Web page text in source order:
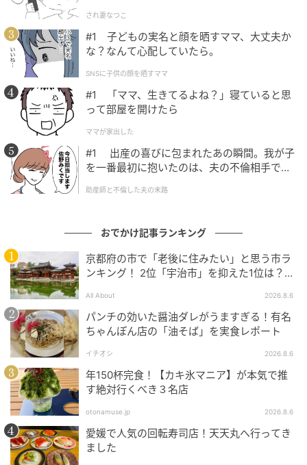
楽しみ方はとてもシンプル。まずはテーブルにある二
次元コードをスマートフォンで読み込み、鍋のスープ
を注文します。スープは1つ500円で2種類まで選ぶこ
とが可能です。
「昆布としじみの和風だし」や「麻辣牛脂スープ」、
「濃厚トマトスープ」など13種類が揃い、スープだけ
でも個性豊かで選ぶのが楽しい！
八芳 料理
その他の食事とドリンクは、食材の並ぶカウンターと
ドリンクの冷蔵庫からセルフで選ぶスタイルです。お
皿やグラスの種類によって料金が設定されており、食
後にスタッフが種類と枚数を確認して会計します。
され妻なつこ
#1 子どもの実名と顔を晒すママ、大丈夫か
な？なんて心配していたら。
SNSに子供の顔を晒すママ
#1 「ママ、生きてるよね？」寝ていると思
って部屋を開けたら
ママが家出した
#1 出産の喜びに包まれたあの瞬間。我が子
を一番最初に抱いたのは、夫の不倫相手でし
助産師と不倫した夫の末路
おでかけ記事ランキング
京都府の市で「老後に住みたい」と思う市ラ
ンキング！ 2位「宇治市」を抑えた1位は？
All About 2026.8.6
パンチの効いた醤油ダレがうますぎる！有名
ちゃんぽん店の「油そば」を実食レポート
イチオシ 2026.8.6
年150杯完食！【カキ氷マニア】が本気で推
す絶対行くべき３名店
otonamuse.jp 2026.8.6
愛媛で人気の回転寿司店！天天丸へ行ってき
ました